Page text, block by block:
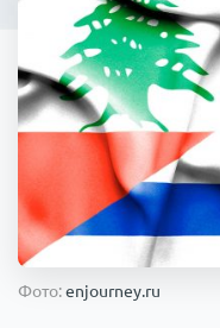
Общество
Коронавирус
Происшествия
Фото:enjourney.ru